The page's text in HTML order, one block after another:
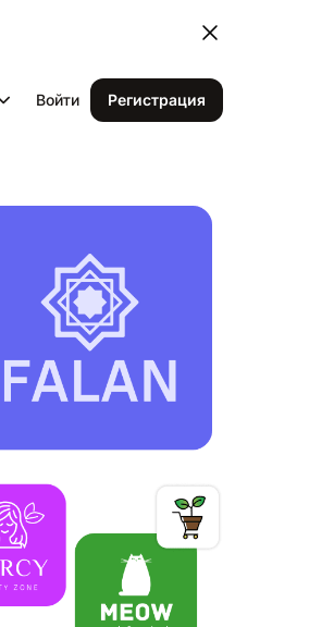
Войти Регистрация